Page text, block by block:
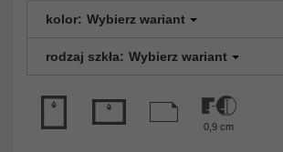
kolor: Wybierz wariant
rodzaj szkła: Wybierz wariant
0,9 cm